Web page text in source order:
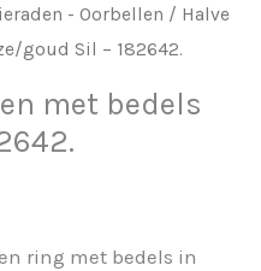
- Oorbellen / Halve
goud Sil – 182642.
met bedels
ring met bedels in